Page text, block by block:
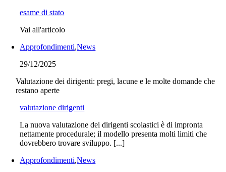
esame di stato
Vai all'articolo
Approfondimenti,News
29/12/2025
Valutazione dei dirigenti: pregi, lacune e le molte domande che
restano aperte
valutazione dirigenti
La nuova valutazione dei dirigenti scolastici è di impronta
nettamente procedurale; il modello presenta molti limiti che
dovrebbero trovare sviluppo. [...]
Approfondimenti,News